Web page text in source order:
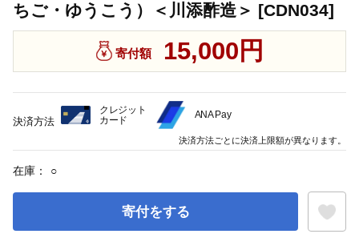
ちご・ゆうこう）＜川添酢造＞ [CDN034]
寄付額 15,000円
在庫： ○
寄付をする
決済方法
クレジット
カード
ANA Pay
決済方法ごとに決済上限額が異なります。